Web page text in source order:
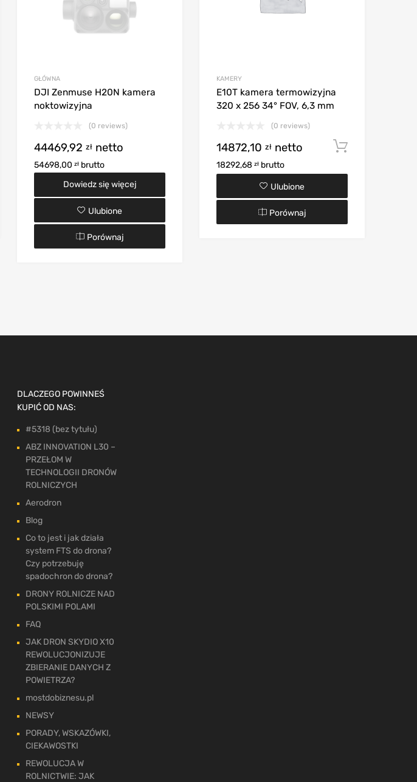
Dodaj do koszyka
GŁÓWNA
DJI Zenmuse H20N kamera
noktowizyjna
(0 reviews)
44469,92 zł netto
54698,00 zł brutto
Dowiedz się więcej
Ulubione
Porównaj
KAMERY
E10T kamera termowizyjna
320 x 256 34° FOV, 6,3 mm
(0 reviews)
14872,10 zł netto
18292,68 zł brutto
Ulubione
Porównaj
DLACZEGO POWINNEŚ
KUPIĆ OD NAS:
#5318 (bez tytułu)
ABZ INNOVATION L30 –
PRZEŁOM W
TECHNOLOGII DRONÓW
ROLNICZYCH
Aerodron
Blog
Co to jest i jak działa
system FTS do drona?
Czy potrzebuję
spadochron do drona?
DRONY ROLNICZE NAD
POLSKIMI POLAMI
FAQ
JAK DRON SKYDIO X10
REWOLUCJONIZUJE
ZBIERANIE DANYCH Z
POWIETRZA?
mostdobiznesu.pl
NEWSY
PORADY, WSKAZÓWKI,
CIEKAWOSTKI
REWOLUCJA W
ROLNICTWIE: JAK